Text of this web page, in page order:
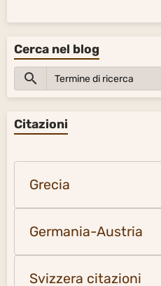
Cerca nel blog
Citazioni
Grecia
Germania-Austria
Svizzera citazioni